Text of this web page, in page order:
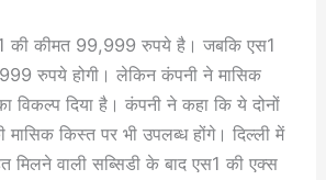
की कीमत 99,999 रुपये है। जबकि एस1
रुपये होगी। लेकिन कंपनी ने मासिक
विकल्प दिया है। कंपनी ने कहा कि ये दोनों
किस्त पर भी उपलब्ध होंगे। दिल्ली में
वाली सब्सिडी के बाद एस1 की एक्स